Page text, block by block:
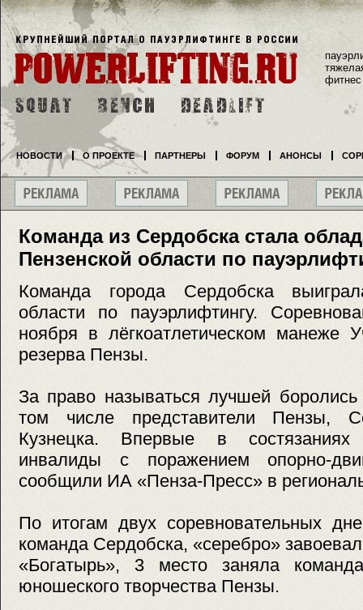
Команда из Сердобска стала
Пензенской области по
Команда города Сердобска
области по пауэрлифтингу.
ноября в лёгкоатлетическом манеже
резерва Пензы.
За право называться лучшей
том числе представители Пензы,
Кузнецка. Впервые в состязаниях
инвалиды с поражением опорно-
сообщили ИА «Пенза-Пресс» в
По итогам двух соревновательных
команда Сердобска, «серебро»
«Богатырь», 3 место заняла
юношеского творчества Пензы.
фитнес
НОВОСТИ О ПРОЕКТЕ ПАРТНЕРЫ ФОРУМ АНОНСЫ